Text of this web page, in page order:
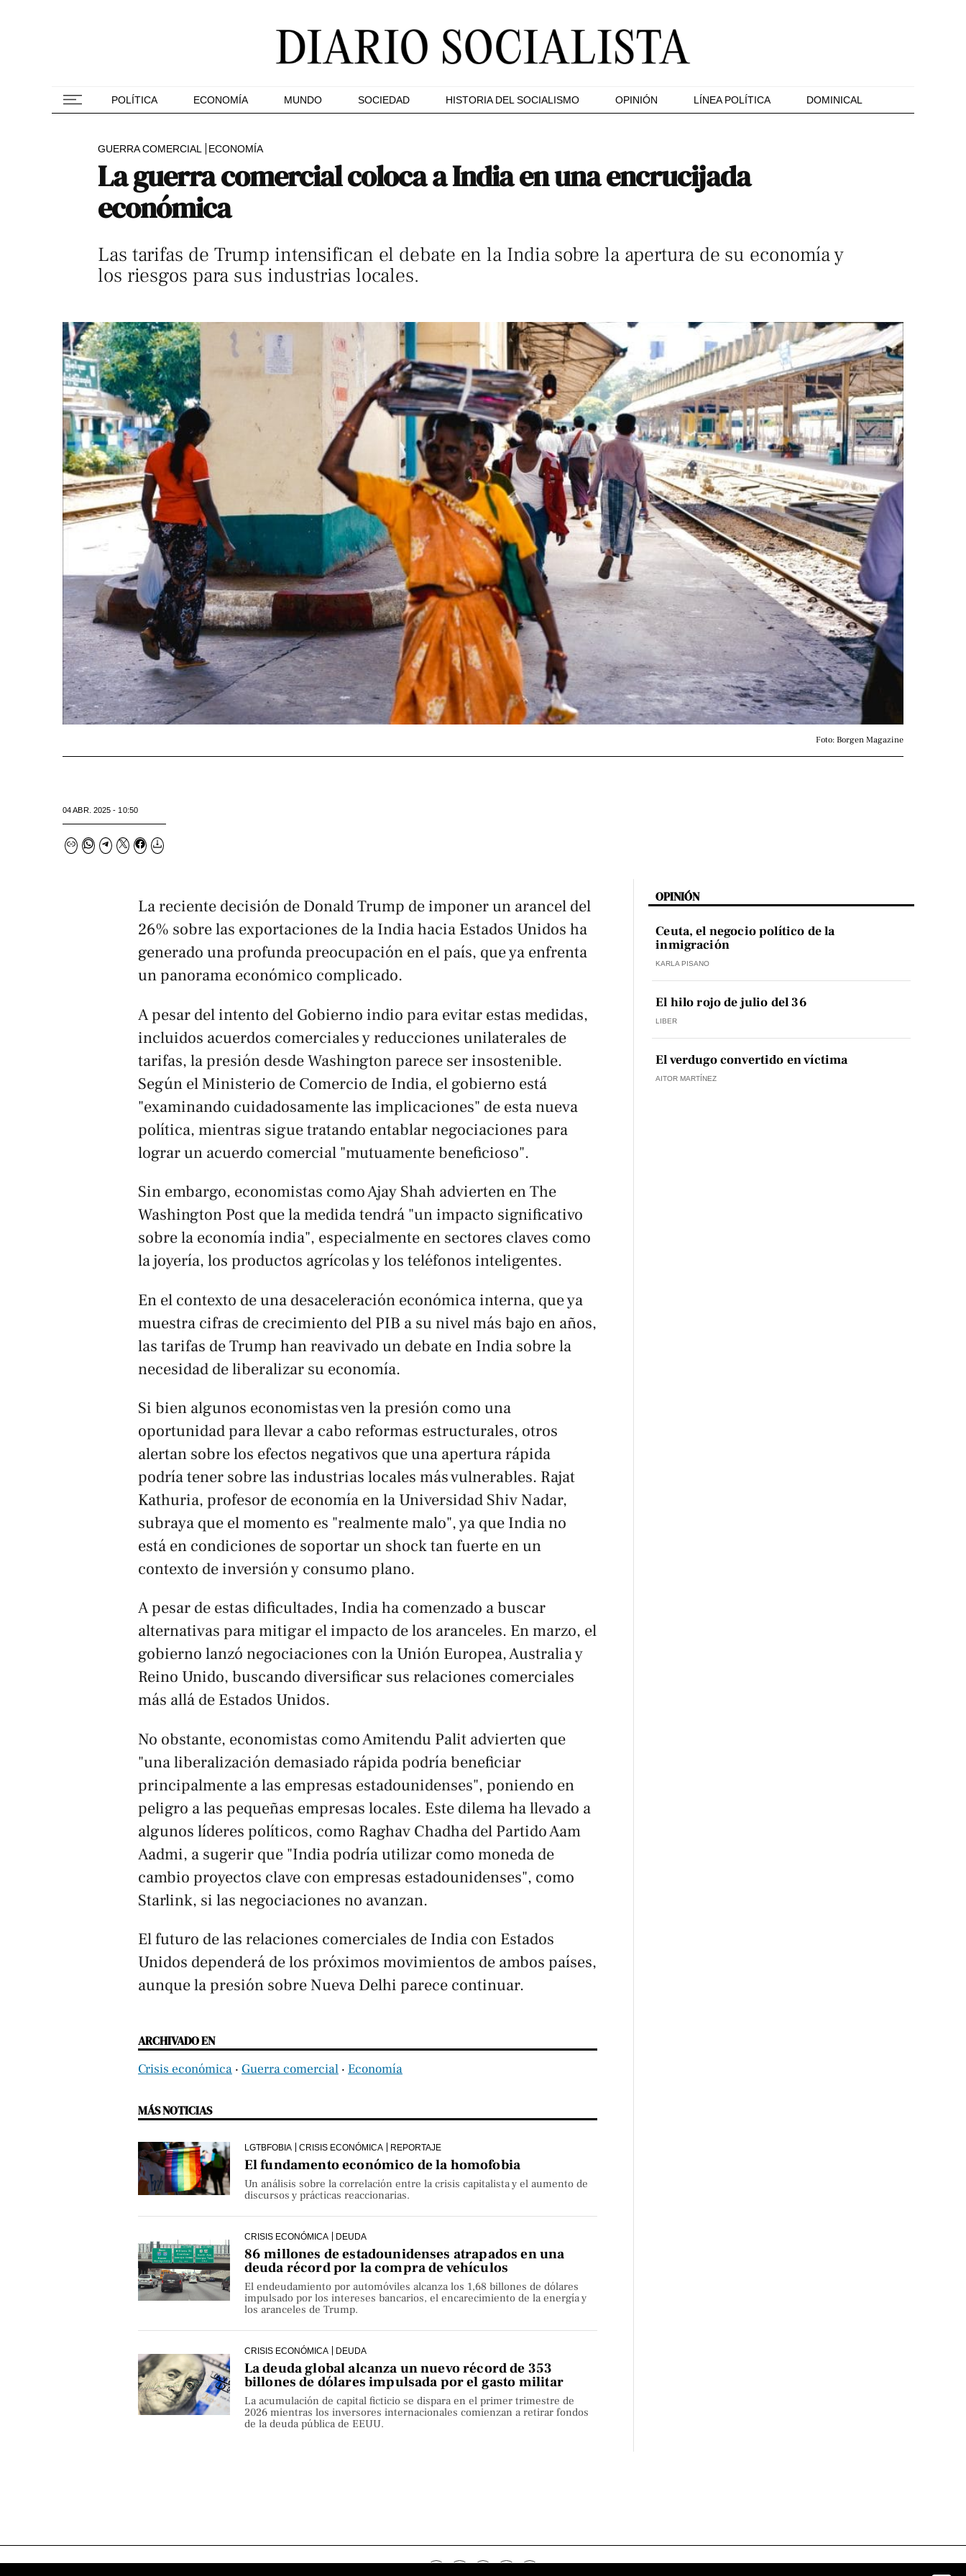
POLÍTICA ECONOMÍA MUNDO SOCIEDAD HISTORIA DEL SOCIALISMO OPINIÓN LÍNEA POLÍTICA DOMINICAL
GUERRA COMERCIAL ECONOMÍA
La guerra comercial coloca a India en una encrucijada
económica
Las tarifas de Trump intensifican el debate en la India sobre la apertura de su economía y
los riesgos para sus industrias locales.
Foto: Borgen Magazine
04 ABR. 2025 - 10:50
La reciente decisión de Donald Trump de imponer un arancel del
26% sobre las exportaciones de la India hacia Estados Unidos ha
generado una profunda preocupación en el país, que ya enfrenta
un panorama económico complicado.
A pesar del intento del Gobierno indio para evitar estas medidas,
incluidos acuerdos comerciales y reducciones unilaterales de
tarifas, la presión desde Washington parece ser insostenible.
Según el Ministerio de Comercio de India, el gobierno está
"examinando cuidadosamente las implicaciones" de esta nueva
política, mientras sigue tratando entablar negociaciones para
lograr un acuerdo comercial "mutuamente beneficioso".
Sin embargo, economistas como Ajay Shah advierten enThe
Washington Post que la medida tendrá "un impacto significativo
sobre la economía india", especialmente en sectores claves como
la joyería, los productos agrícolas y los teléfonos inteligentes.
En el contexto de una desaceleración económica interna, que ya
muestra cifras de crecimiento del PIB a su nivel más bajo en años,
las tarifas de Trump han reavivado un debate en India sobre la
necesidad de liberalizar su economía.
Si bien algunos economistas ven la presión como una
oportunidad para llevar a cabo reformas estructurales, otros
alertan sobre los efectos negativos que una apertura rápida
podría tener sobre las industrias locales más vulnerables. Rajat
Kathuria, profesor de economía en la Universidad Shiv Nadar,
subraya que el momento es "realmente malo", ya que India no
está en condiciones de soportar un shock tan fuerte en un
contexto de inversión y consumo plano.
A pesar de estas dificultades, India ha comenzado a buscar
alternativas para mitigar el impacto de los aranceles. En marzo, el
gobierno lanzó negociaciones con la Unión Europea, Australia y
Reino Unido, buscando diversificar sus relaciones comerciales
más allá de Estados Unidos.
No obstante, economistas como Amitendu Palit advierten que
"una liberalización demasiado rápida podría beneficiar
principalmente a las empresas estadounidenses", poniendo en
peligro a las pequeñas empresas locales. Este dilema ha llevado a
algunos líderes políticos, como Raghav Chadha del Partido Aam
Aadmi, a sugerir que "India podría utilizar como moneda de
cambio proyectos clave con empresas estadounidenses", como
Starlink, si las negociaciones no avanzan.
El futuro de las relaciones comerciales de India con Estados
Unidos dependerá de los próximos movimientos de ambos países,
aunque la presión sobre Nueva Delhi parece continuar.
ARCHIVADO EN
Crisis económica ‧ Guerra comercial ‧ Economía
MÁS NOTICIAS
LGTBFOBIA CRISIS ECONÓMICA REPORTAJE
El fundamento económico de la homofobia
Un análisis sobre la correlación entre la crisis capitalista y el aumento de
discursos y prácticas reaccionarias.
CRISIS ECONÓMICA DEUDA
86 millones de estadounidenses atrapados en una
deuda récord por la compra de vehículos
El endeudamiento por automóviles alcanza los 1,68 billones de dólares
impulsado por los intereses bancarios, el encarecimiento de la energía y
los aranceles de Trump.
CRISIS ECONÓMICA DEUDA
La deuda global alcanza un nuevo récord de 353
billones de dólares impulsada por el gasto militar
La acumulación de capital ficticio se dispara en el primer trimestre de
2026 mientras los inversores internacionales comienzan a retirar fondos
de la deuda pública de EEUU.
OPINIÓN
Ceuta, el negocio político de la
inmigración
KARLA PISANO
El hilo rojo de julio del 36
LIBER
El verdugo convertido en víctima
AITOR MARTÍNEZ